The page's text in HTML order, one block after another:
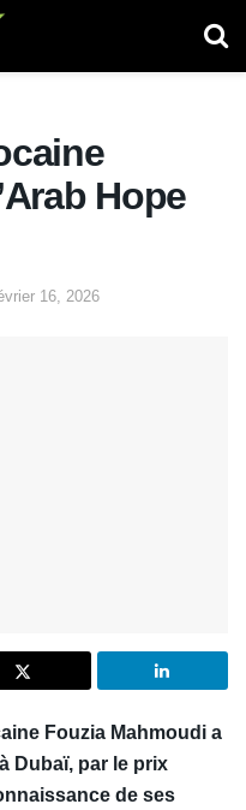
Hope
16, 2026
Fouzia Mahmoudi a
Dubaï, par le prix
de ses